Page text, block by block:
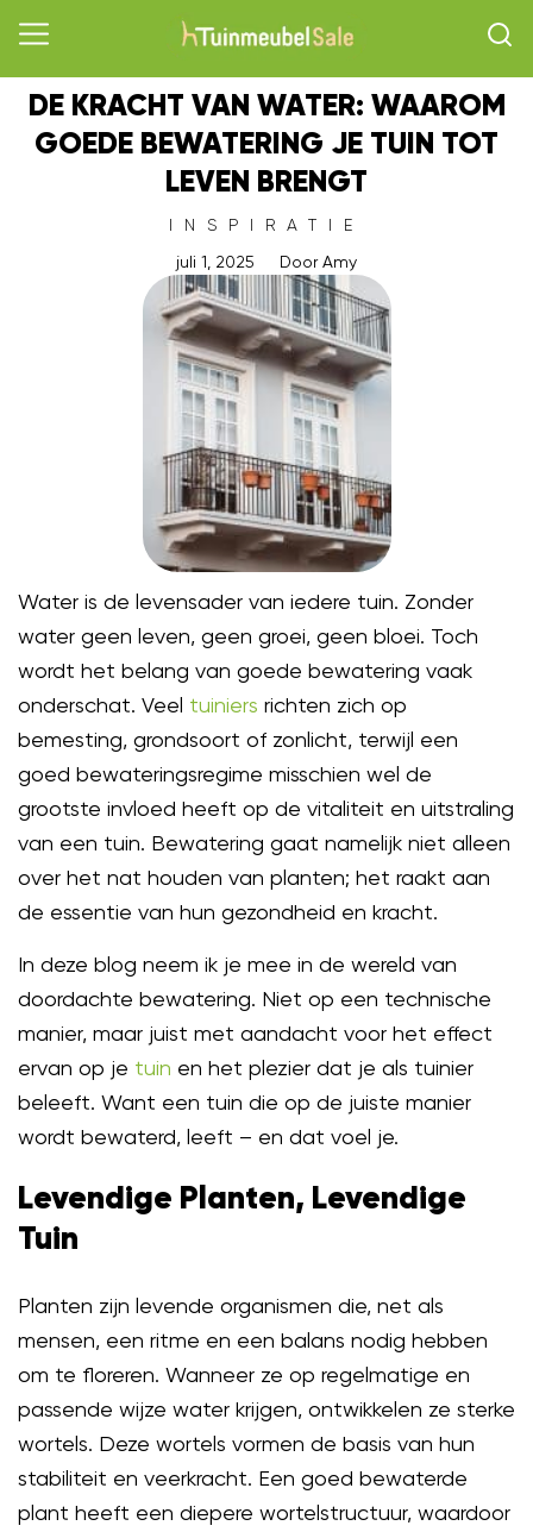
DE KRACHT VAN WATER: WAAROM
GOEDE BEWATERING JE TUIN TOT
LEVEN BRENGT
INSPIRATIE
juli 1, 2025
DoorAmy
Water is de levensader van iedere tuin. Zonder
water geen leven, geen groei, geen bloei. Toch
wordt het belang van goede bewatering vaak
onderschat. Veel tuiniers richten zich op
bemesting, grondsoort of zonlicht, terwijl een
goed bewateringsregime misschien wel de
grootste invloed heeft op de vitaliteit en uitstraling
van een tuin. Bewatering gaat namelijk niet alleen
over het nat houden van planten; het raakt aan
de essentie van hun gezondheid en kracht.
In deze blog neem ik je mee in de wereld van
doordachte bewatering. Niet op een technische
manier, maar juist met aandacht voor het effect
ervan op je tuin en het plezier dat je als tuinier
beleeft. Want een tuin die op de juiste manier
wordt bewaterd, leeft – en dat voel je.
Levendige Planten, Levendige
Tuin
Planten zijn levende organismen die, net als
mensen, een ritme en een balans nodig hebben
om te floreren. Wanneer ze op regelmatige en
passende wijze water krijgen, ontwikkelen ze sterke
wortels. Deze wortels vormen de basis van hun
stabiliteit en veerkracht. Een goed bewaterde
plant heeft een diepere wortelstructuur, waardoor